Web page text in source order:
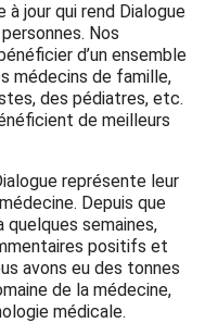
à jour qui rend Dialogue
Nos
d’un ensemble
médecins de famille,
des pédiatres, etc.
de meilleurs
représente leur
Depuis que
quelques semaines,
positifs et
avons eu des tonnes
de la médecine,
médicale.